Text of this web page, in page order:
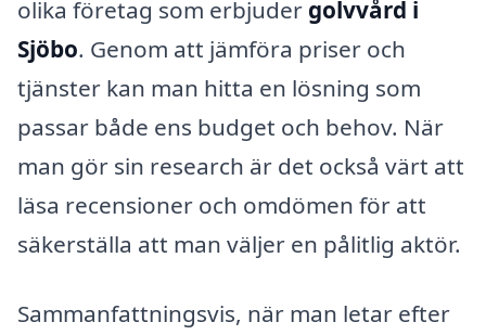
olika företag som erbjuder golvvård i
Sjöbo. Genom att jämföra priser och
tjänster kan man hitta en lösning som
passar både ens budget och behov. När
man gör sin research är det också värt att
läsa recensioner och omdömen för att
säkerställa att man väljer en pålitlig aktör.
Sammanfattningsvis, när man letar efter